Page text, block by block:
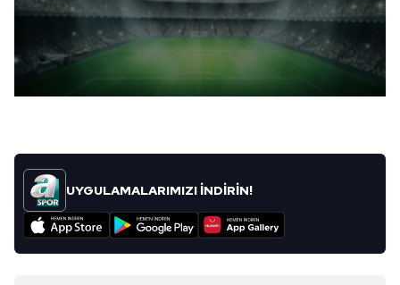
UYGULAMALARIMIZI İNDİRİN!